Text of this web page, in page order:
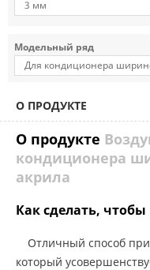
Модельный ряд
О ПРОДУКТЕ
О продукте
кондиционера
акрила
Как сделать,
Отличный способ приобрести экран для кондиционера,
который